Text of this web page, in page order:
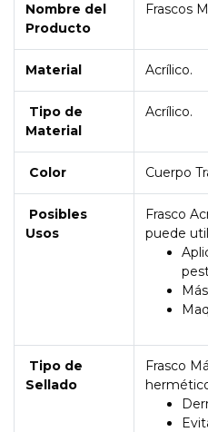
Nombre del
Producto
Frascos
Material Acrílico.
Tipo de
Material
Acrílico.
Color Cuerpo
Posibles
Usos
Frasco
puede
Tipo de
Sellado
Frasco